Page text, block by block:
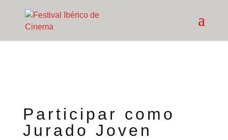
Participar como
Jurado Joven